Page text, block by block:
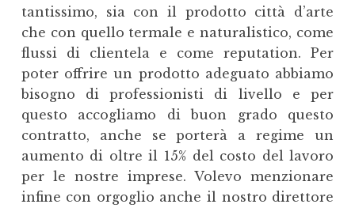
tantissimo, sia con il prodotto città d’arte
che con quello termale e naturalistico, come
flussi di clientela e come reputation. Per
poter offrire un prodotto adeguato abbiamo
bisogno di professionisti di livello e per
questo accogliamo di buon grado questo
contratto, anche se porterà a regime un
aumento di oltre il 15% del costo del lavoro
per le nostre imprese. Volevo menzionare
infine con orgoglio anche il nostro direttore